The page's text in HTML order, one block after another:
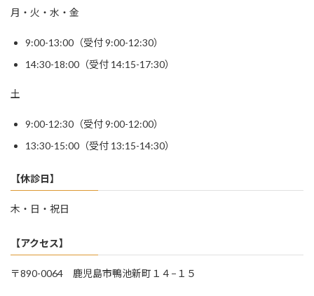
月・火・水・金
9:00-13:00（受付 9:00-12:30）
14:30-18:00（受付 14:15-17:30）
土
9:00-12:30（受付 9:00-12:00）
13:30-15:00（受付 13:15-14:30）
【休診日】
木・日・祝日
【アクセス】
〒890-0064 鹿児島市鴨池新町１４−１５